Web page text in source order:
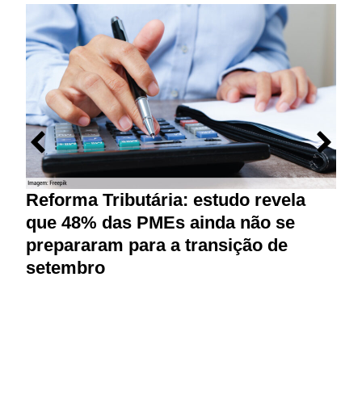
Reforma Tributária: estudo revela
que 48% das PMEs ainda não se
prepararam para a transição de
setembro